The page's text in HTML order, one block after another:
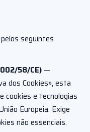
seguintes
58/CE) —
dos Cookies», esta
cookies e tecnologias
Europeia. Exige
não essenciais.